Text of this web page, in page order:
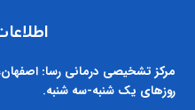
مرکز تشخیصی درمانی رسا:
روزهای یک شنبه-سه شنبه.